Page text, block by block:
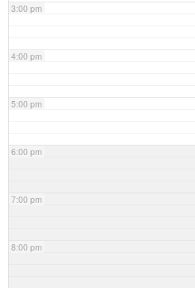
3:00 pm
4:00 pm
5:00 pm
6:00 pm
7:00 pm
8:00 pm